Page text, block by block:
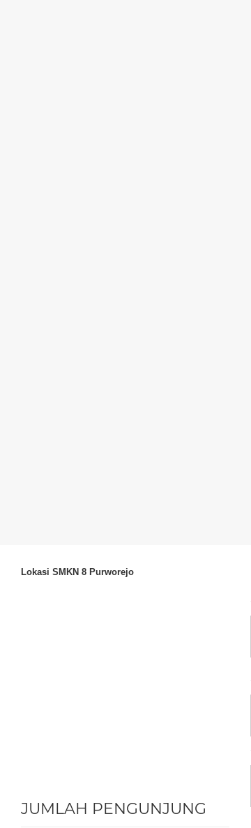
Lokasi SMKN 8 Purworejo
JUMLAH PENGUNJUNG